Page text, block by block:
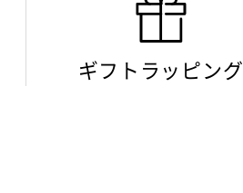
ギフトラッピング